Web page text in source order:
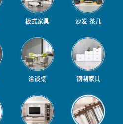
板式家具 沙发 茶几
洽谈桌 钢制家具